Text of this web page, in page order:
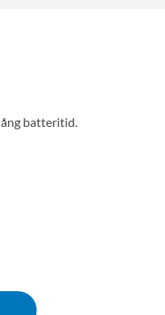
batteritid.